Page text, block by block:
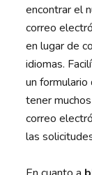
encontrar el
correo
en lugar de
idiomas.
un formulario
tener
correo
las